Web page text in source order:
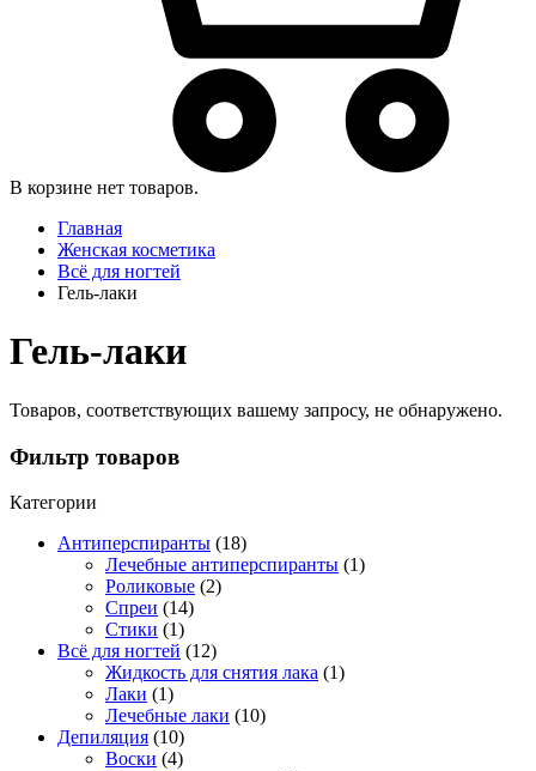
В корзине нет товаров.
Главная
Женская косметика
Всё для ногтей
Гель-лаки
Гель-лаки
Товаров, соответствующих вашему запросу, не обнаружено.
Фильтр товаров
Категории
Антиперспиранты (18)
Лечебные антиперспиранты (1)
Роликовые (2)
Спреи (14)
Стики (1)
Всё для ногтей (12)
Жидкость для снятия лака (1)
Лаки (1)
Лечебные лаки (10)
Депиляция (10)
Воски (4)